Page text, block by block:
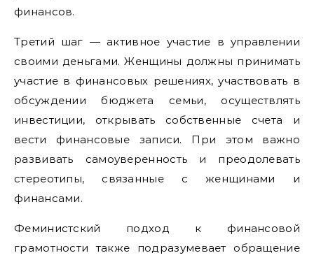
финансов.
Третий шаг — активное участие в управлении
своими деньгами. Женщины должны принимать
участие в финансовых решениях, участвовать в
обсуждении бюджета семьи, осуществлять
инвестиции, открывать собственные счета и
вести финансовые записи. При этом важно
развивать самоуверенность и преодолевать
стереотипы, связанные с женщинами и
финансами.
Феминистский подход к финансовой
грамотности также подразумевает обращение